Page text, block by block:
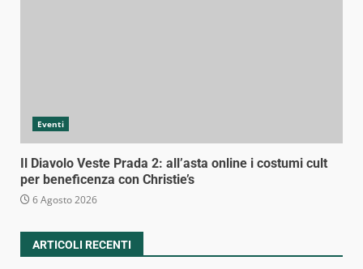
Eventi
Il Diavolo Veste Prada 2: all’asta online i costumi cult
per beneficenza con Christie’s
6 Agosto 2026
ARTICOLI RECENTI